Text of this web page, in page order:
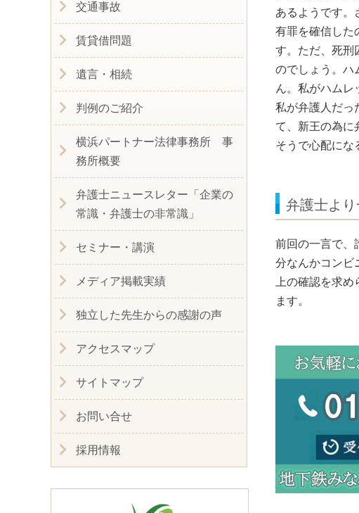
あるようです。
有罪を確信した
す。ただ、死刑
のでしょう。ハ
ん。私がハムレ
私が弁護人だっ
て、新王の為に
そうで心配にな
弁護士よ
前回の一言で、
分なんかコンビ
上の確認を求
ます
交通事故
賃貸借問題
遺言・相続
判例のご紹介
横浜パートナー法律事務所 事
務所概要
弁護士ニュースレター「企業の
常識・弁護士の非常識」
セミナー・講演
メディア掲載実績
独立した先生からの感謝の声
アクセスマップ
サイトマップ
お問い合せ
採用情報